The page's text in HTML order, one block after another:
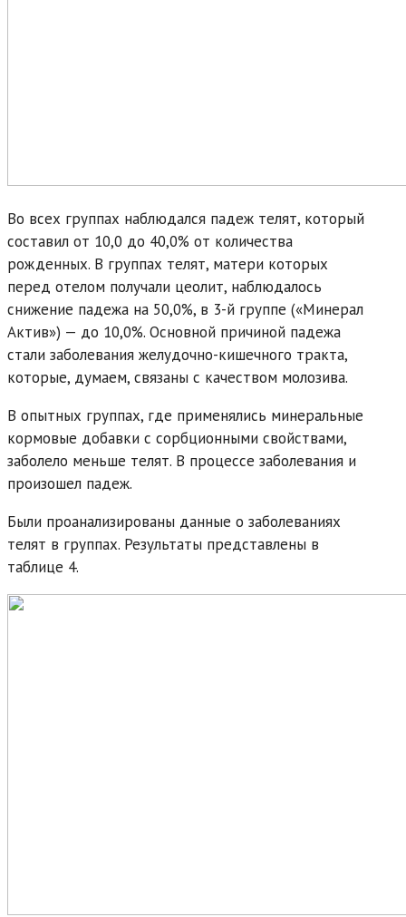
Во всех группах наблюдался падеж телят, который
составил от 10,0 до 40,0% от количества
рожденных. В группах телят, матери которых
перед отелом получали цеолит, наблюдалось
снижение падежа на 50,0%, в 3-й группе («Минерал
Актив») — до 10,0%. Основной причиной падежа
стали заболевания желудочно-кишечного тракта,
которые, думаем, связаны с качеством молозива.
В опытных группах, где применялись минеральные
кормовые добавки с сорбционными свойствами,
заболело меньше телят. В процессе заболевания и
произошел падеж.
Были проанализированы данные о заболеваниях
телят в группах. Результаты представлены в
таблице 4.